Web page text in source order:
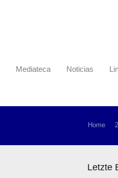
Mediateca Noticias
Home
Letzte